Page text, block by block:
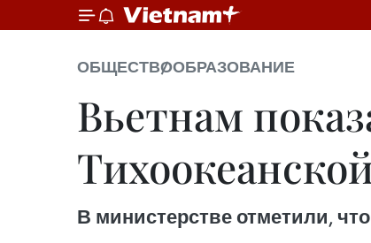
ОБЩЕСТВООБРАЗОВАНИЕ
Вьетнам
В министерстве отметили,